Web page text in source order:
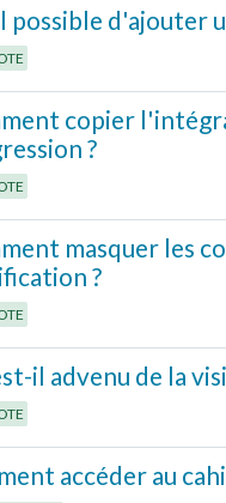
possible d'ajouter
copier
?
masquer les
?
il advenu de la
accéder au